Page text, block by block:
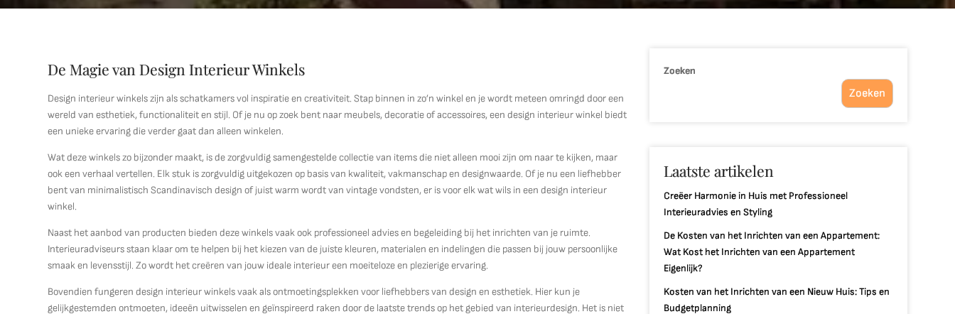
De Magie van Design Interieur Winkels
Design interieur winkels zijn als schatkamers vol inspiratie en creativiteit. Stap binnen in zo’n winkel en je wordt meteen omringd door een
wereld van esthetiek, functionaliteit en stijl. Of je nu op zoek bent naar meubels, decoratie of accessoires, een design interieur winkel biedt
een unieke ervaring die verder gaat dan alleen winkelen.
Wat deze winkels zo bijzonder maakt, is de zorgvuldig samengestelde collectie van items die niet alleen mooi zijn om naar te kijken, maar
ook een verhaal vertellen. Elk stuk is zorgvuldig uitgekozen op basis van kwaliteit, vakmanschap en designwaarde. Of je nu een liefhebber
bent van minimalistisch Scandinavisch design of juist warm wordt van vintage vondsten, er is voor elk wat wils in een design interieur
winkel.
Naast het aanbod van producten bieden deze winkels vaak ook professioneel advies en begeleiding bij het inrichten van je ruimte.
Interieuradviseurs staan klaar om te helpen bij het kiezen van de juiste kleuren, materialen en indelingen die passen bij jouw persoonlijke
smaak en levensstijl. Zo wordt het creëren van jouw ideale interieur een moeiteloze en plezierige ervaring.
Bovendien fungeren design interieur winkels vaak als ontmoetingsplekken voor liefhebbers van design en esthetiek. Hier kun je
gelijkgestemden ontmoeten, ideeën uitwisselen en geïnspireerd raken door de laatste trends op het gebied van interieurdesign. Het is niet
Zoeken
Zoeken
Laatste artikelen
Creëer Harmonie in Huis met Professioneel
Interieuradvies en Styling
De Kosten van het Inrichten van een Appartement:
Wat Kost het Inrichten van een Appartement
Eigenlijk?
Kosten van het Inrichten van een Nieuw Huis: Tips en
Budgetplanning